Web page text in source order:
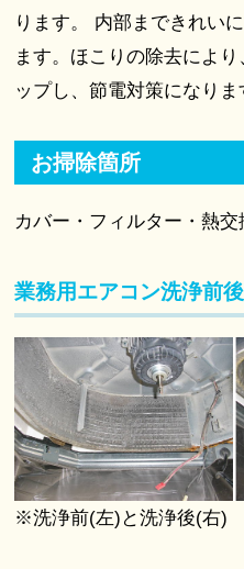
ります。 内部まできれい
ます。ほこりの除去によ
ップし、節電対策になりま
お掃除箇所
カバー・フィルター・熱
業務用エアコン洗浄前後
※洗浄前(左)と洗浄後(右)